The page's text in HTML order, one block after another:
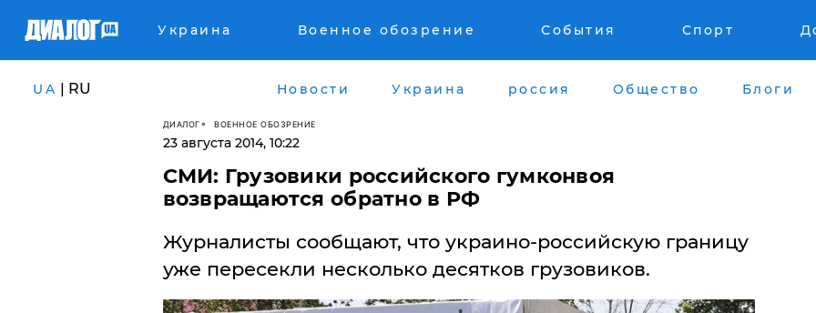
Украина Военное обозрение События Спорт
UA | RU Новости Украина россия Общество Блоги
ДИАЛОГ ВОЕННОЕ ОБОЗРЕНИЕ
23 августа 2014, 10:22
СМИ: Грузовики российского гумконвоя
возвращаются обратно в РФ
Журналисты сообщают, что украино-российскую границу
уже пересекли несколько десятков грузовиков.